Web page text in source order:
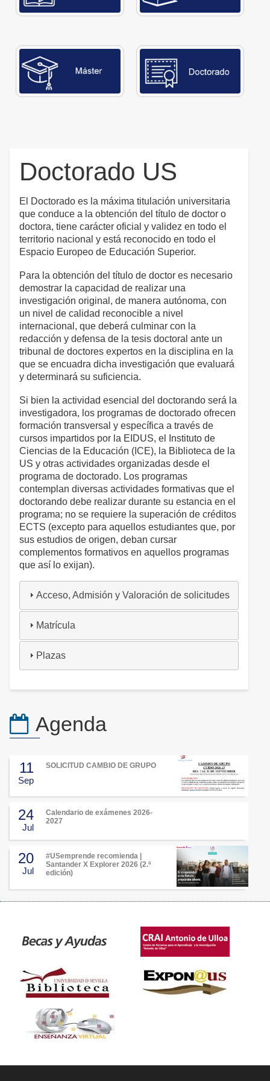
Doctorado US
El Doctorado es la máxima titulación universitaria
que conduce a la obtención del título de doctor o
doctora, tiene carácter oficial y validez en todo el
territorio nacional y está reconocido en todo el
Espacio Europeo de Educación Superior.
Para la obtención del título de doctor es necesario
demostrar la capacidad de realizar una
investigación original, de manera autónoma, con
un nivel de calidad reconocible a nivel
internacional, que deberá culminar con la
redacción y defensa de la tesis doctoral ante un
tribunal de doctores expertos en la disciplina en la
que se encuadra dicha investigación que evaluará
y determinará su suficiencia.
Si bien la actividad esencial del doctorando será la
investigadora, los programas de doctorado ofrecen
formación transversal y específica a través de
cursos impartidos por la EIDUS, el Instituto de
Ciencias de la Educación (ICE), la Biblioteca de la
US y otras actividades organizadas desde el
programa de doctorado. Los programas
contemplan diversas actividades formativas que el
doctorando debe realizar durante su estancia en el
programa; no se requiere la superación de créditos
ECTS (excepto para aquellos estudiantes que, por
sus estudios de origen, deban cursar
complementos formativos en aquellos programas
que así lo exijan).
Acceso, Admisión y Valoración de solicitudes
Matrícula
Plazas
Agenda
11
Sep
SOLICITUD CAMBIO DE GRUPO
24
Jul
Calendario de exámenes 2026-
2027
20
Jul
#USemprende recomienda |
Santander X Explorer 2026 (2.ª
edición)